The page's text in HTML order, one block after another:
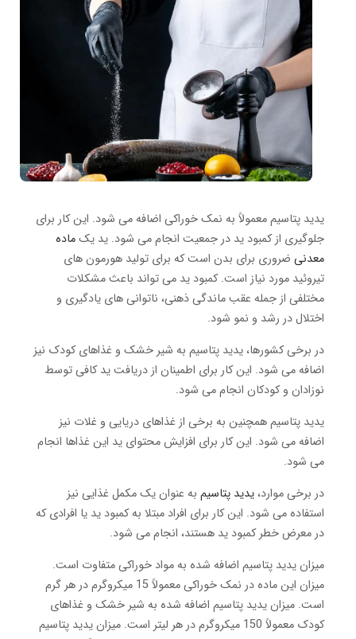
یدید پتاسیم معمولاً به نمک خوراکی اضافه می شود. این کار برای
جلوگیری از کمبود ید در جمعیت انجام می شود. ید یکماده
معدنی ضروری برای بدن است که برای تولید هورمون های
تیروئید مورد نیاز است. کمبود ید می تواند باعث مشکلات
مختلفی از جمله عقب ماندگی ذهنی، ناتوانی های یادگیری و
اختلال در رشد و نمو شود.
در برخی کشورها، یدید پتاسیم به شیر خشک و غذاهای کودک نیز
اضافه می شود. این کار برای اطمینان از دریافت ید کافی توسط
نوزادان و کودکان انجام می شود.
یدید پتاسیم همچنین به برخی از غذاهای دریایی و غلات نیز
اضافه می شود. این کار برای افزایش محتوای ید این غذاها انجام
می شود.
در برخی موارد،یدید پتاسیم به عنوان یک مکمل غذایی نیز
استفاده می شود. این کار برای افراد مبتلا به کمبود ید یا افرادی که
در معرض خطر کمبود ید هستند، انجام می شود.
میزان یدید پتاسیم اضافه شده به مواد خوراکی متفاوت است.
میزان این ماده در نمک خوراکی معمولاً 15 میکروگرم در هر گرم
است. میزان یدید پتاسیم اضافه شده به شیر خشک و غذاهای
کودک معمولاً 150 میکروگرم در هر لیتر است. میزان یدید پتاسیم